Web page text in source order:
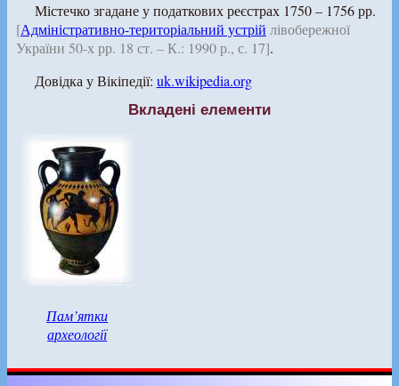
Містечко згадане у податкових реєстрах 1750 – 1756 рр.
[Адміністративно-територіальний устрій лівобережної
України 50-х рр. 18 ст. – К.: 1990 р., с. 17].
Довідка у Вікіпедії: uk.wikipedia.org
Вкладені елементи
Пам’ятки
археології